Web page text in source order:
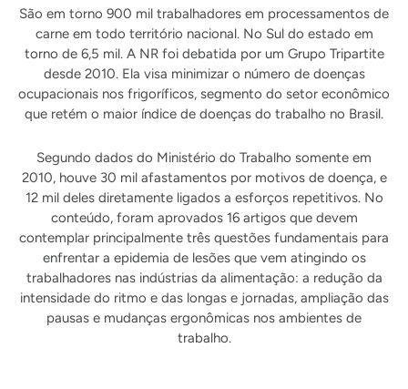
São em torno 900 mil trabalhadores em processamentos de
carne em todo território nacional. No Sul do estado em
torno de 6,5 mil. A NR foi debatida por um Grupo Tripartite
desde 2010. Ela visa minimizar o número de doenças
ocupacionais nos frigoríficos, segmento do setor econômico
que retém o maior índice de doenças do trabalho no Brasil.
Segundo dados do Ministério do Trabalho somente em
2010, houve 30 mil afastamentos por motivos de doença, e
12 mil deles diretamente ligados a esforços repetitivos. No
conteúdo, foram aprovados 16 artigos que devem
contemplar principalmente três questões fundamentais para
enfrentar a epidemia de lesões que vem atingindo os
trabalhadores nas indústrias da alimentação: a redução da
intensidade do ritmo e das longas e jornadas, ampliação das
pausas e mudanças ergonômicas nos ambientes de
trabalho.